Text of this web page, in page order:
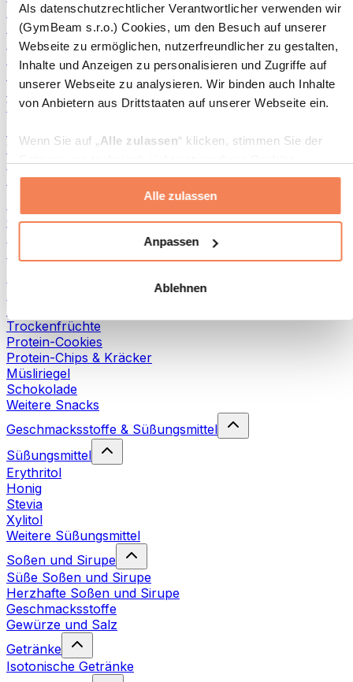
Als datenschutzrechtlicher Verantwortlicher verwenden wir
(GymBeam s.r.o.) Cookies, um den Besuch auf unserer
Webseite zu ermöglichen, nutzerfreundlicher zu gestalten,
Inhalte und Anzeigen zu personalisieren und Zugriffe auf
unserer Webseite zu analysieren. Wir binden auch Inhalte
von Anbietern aus Drittstaaten auf unserer Webseite ein.
Wenn Sie auf „Alle zulassen“ klicken, stimmen Sie der
(insbesondere zu Analyse- und Marketingzwecken) zu.
Ablehnen“ klicken, werden nur
„notwendige“ Cookies gesetzt, welche für den Betrieb der
Webseite erforderlich sind. Sie können auch eine
Weitere Informationen über die Verarbeitung Ihrer Daten
finden Sie in den Unterpunkten „Details“ und „Über
Cookies“ sowie in unserer
Sie können Ihre Einwilligung jederzeit in den
Einstellungenauf unserer Webseite ändern oder
Mehr Info
Alle zulassen
Anpassen
Ablehnen
Fisch-Produkte
Fertiggerichte
Eier-Produkte
Brot & Gebäck
Hülsenfrüchte
Weitere Fitness-Foods
100 % Nussbutter
Süße Nussbutter
Protein-Nussbutter
Grüne Superfoods
Trockenfrüchte
Protein-Cookies
Protein-Chips & Kräcker
Müsliriegel
Schokolade
Weitere Snacks
Geschmacksstoffe & Süßungsmittel
Süßungsmittel
Erythritol
Honig
Stevia
Xylitol
Weitere Süßungsmittel
Soßen und Sirupe
Süße Soßen und Sirupe
Herzhafte Soßen und Sirupe
Geschmacksstoffe
Gewürze und Salz
Getränke
Isotonische Getränke